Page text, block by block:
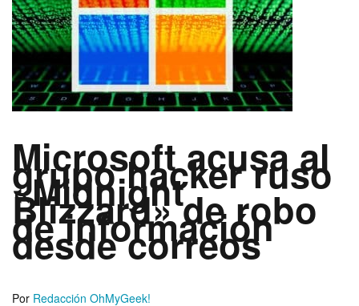
Microsoft acusa al
grupo hacker ruso
«Midnight
Blizzard» de robo
de información
desde correos
Por Redacción OhMyGeek!